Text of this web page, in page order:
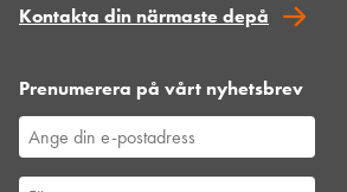
Kontakta din närmaste depå
Prenumerera på vårt nyhetsbrev